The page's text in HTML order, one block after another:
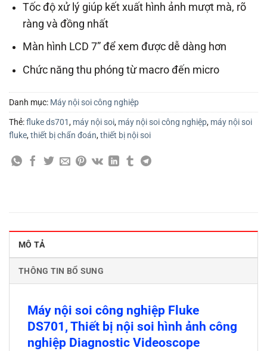
Tốc độ xử lý giúp kết xuất hình ảnh mượt mà, rõ
ràng và đồng nhất
Màn hình LCD 7” để xem được dễ dàng hơn
Chức năng thu phóng từ macro đến micro
Danh mục: Máy nội soi công nghiệp
Thẻ:fluke ds701, máy nội soi, máy nội soi công nghiệp, máy nội soi
fluke,thiết bị chẩn đoán,thiết bị nội soi
MÔ TẢ
THÔNG TIN BỔ SUNG
Máy nội soi công nghiệp Fluke
DS701, Thiết bị nội soi hình ảnh công
nghiệp Diagnostic Videoscope